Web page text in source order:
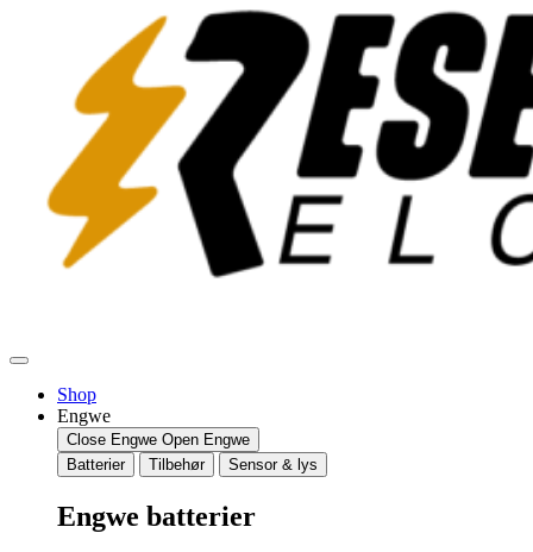
Shop
Engwe
Close Engwe Open Engwe
Batterier
Tilbehør Sensor & lys
Engwe batterier